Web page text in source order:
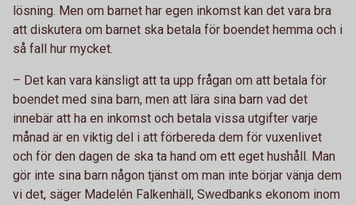
lösning. Men om barnet har egen inkomst kan det vara bra
att diskutera om barnet ska betala för boendet hemma och i
så fall hur mycket.
– Det kan vara känsligt att ta upp frågan om att betala för
boendet med sina barn, men att lära sina barn vad det
innebär att ha en inkomst och betala vissa utgifter varje
månad är en viktig del i att förbereda dem för vuxenlivet
och för den dagen de ska ta hand om ett eget hushåll. Man
gör inte sina barn någon tjänst om man inte börjar vänja dem
vi det, säger Madelén Falkenhäll, Swedbanks ekonom inom